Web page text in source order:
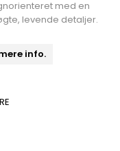
med en
levende detaljer.
info.